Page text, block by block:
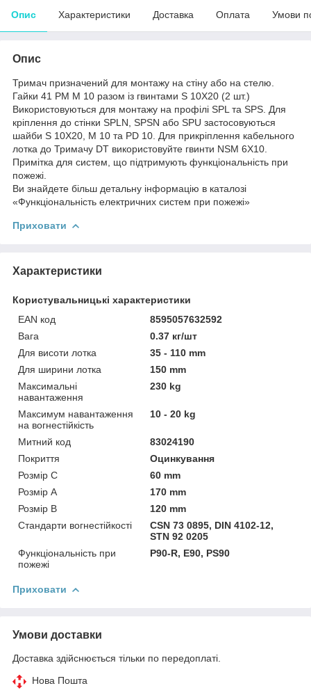
Опис Характеристики Доставка Оплата Умови
Опис
Тримач призначений для монтажу на стіну або на стелю.
Гайки 41 PM M 10 разом із гвинтами S 10X20 (2 шт.)
Використовуються для монтажу на профілі SPL та SPS. Для
кріплення до стінки SPLN, SPSN або SPU застосовуються
шайби S 10X20, M 10 та PD 10. Для прикріплення кабельного
лотка до Тримачу DT використовуйте гвинти NSM 6X10.
Примітка для систем, що підтримують функціональність при
пожежі.
Ви знайдете більш детальну інформацію в каталозі
«Функціональність електричних систем при пожежі»
Приховати
Характеристики
Користувальницькі характеристики
EAN код
8595057632592
Вага
0.37 кг/шт
Для висоти лотка
35 - 110 mm
Для ширини лотка
150 mm
Максимальні
навантаження
230 kg
Максимум навантаження
на вогнестійкість
10 - 20 kg
Митний код
83024190
Покриття
Оцинкування
Розмір C
60 mm
Розмір А
170 mm
Розмір В
120 mm
Стандарти вогнестійкості
CSN 73 0895, DIN 4102-12,
STN 92 0205
Функціональність при
пожежі
P90-R, E90, PS90
Приховати
Умови доставки
Доставка здійснюється тільки по передоплаті.
Нова Пошта